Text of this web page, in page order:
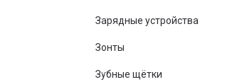
Зарядные устройства
Зонты
Зубные щётки